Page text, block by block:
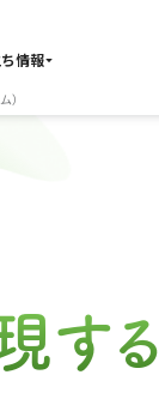
情報
）
する